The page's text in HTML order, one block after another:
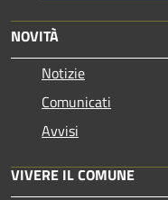
NOVITÀ
Notizie
Comunicati
Avvisi
VIVERE IL COMUNE